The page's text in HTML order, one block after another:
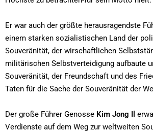
Er war auch der größte herausragendste
einem starken sozialistischen Land der
Souveränität, der wirschaftlichen
militärischen Selbstverteidigung aufbaute
Souveränität, der Freundschaft und des
Taten für die Sache der Souveränität der
Der große Führer Genosse Kim Jong Il
Verdienste auf dem Weg zur weltweiten